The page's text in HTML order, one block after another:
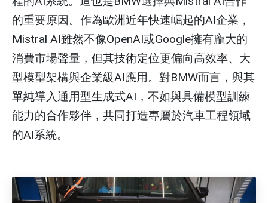
的重要原因。作為歐洲近年快速崛起的AI企業，
Mistral AI雖然不像OpenAI或Google擁有龐大的
消費市場聲量，但其技術定位更偏向高效率、大
型模型架構與企業級AI應用。對BMW而言，與其
單純導入通用型生成式AI，不如與具備模型訓練
能力的合作夥伴，共同打造專屬於汽車工程領域
的AI系統。